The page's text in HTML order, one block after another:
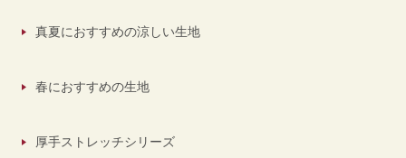
真夏におすすめの涼しい生地
春におすすめの生地
厚手ストレッチシリーズ